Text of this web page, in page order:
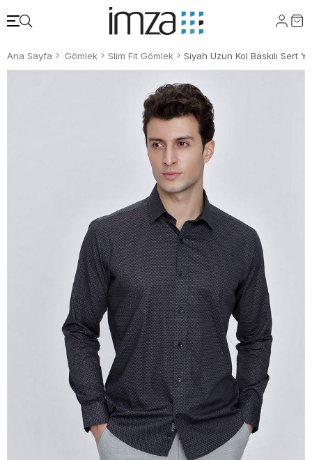
Ana Sayfa Gömlek Slim Fit Gömlek